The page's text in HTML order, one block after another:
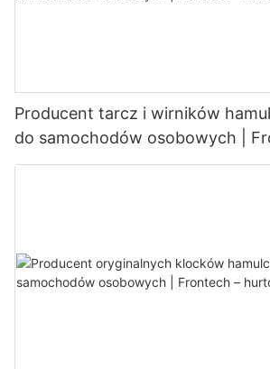
Producent tarcz i wirników
do samochodów osobowych |
Hurtownia